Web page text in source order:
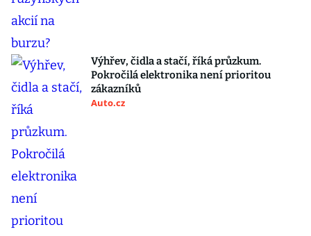
Výhřev, čidla a stačí, říká průzkum.
Pokročilá elektronika není prioritou
zákazníků
Auto.cz